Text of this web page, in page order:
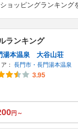
ョッピングランキング
ランキング
湯本温泉 大谷山荘
： 長門市・長門湯本温泉
3.95
円～